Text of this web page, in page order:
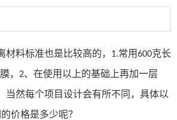
材料标准也是比较高的， 1.常用600克长
， 2、在使用以上的基础上再加一层
当然每个项目设计会有所不同，具体以
价格是多少呢？